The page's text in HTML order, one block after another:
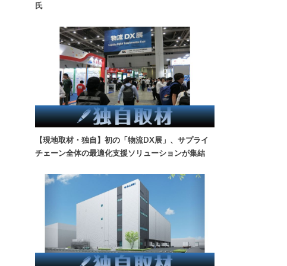
氏
【現地取材・独自】初の「物流DX展」、サプライ
チェーン全体の最適化支援ソリューションが集結